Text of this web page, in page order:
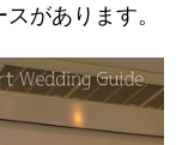
があります。